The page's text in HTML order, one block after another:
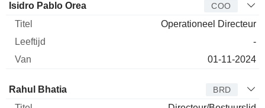
Isidro Pablo Orea COO
Operationeel Directeur
-
01-11-2024
Bestuurder Titel
Rahul Bhatia BRD